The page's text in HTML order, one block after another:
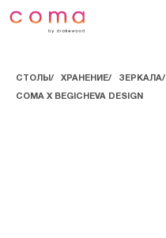
СТОЛЫ / ХРАНЕНИЕ/ ЗЕРКАЛА/
COMA Х BEGICHEVA DESIGN